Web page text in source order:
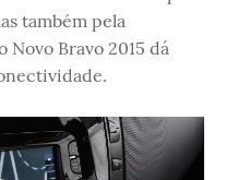
também pela
Novo Bravo 2015 dá